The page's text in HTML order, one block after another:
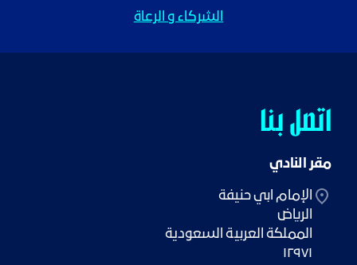
الشركاء و الرعاة
اتصل بنا
مقر النادي
١٢٩٧١